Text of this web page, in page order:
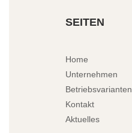
SEITEN
Home
Unternehmen
Betriebsvarianten
Kontakt
Aktuelles